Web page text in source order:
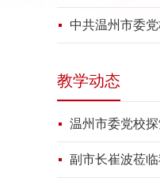
中共温州市委
教学动态
温州市委党校
副市长崔波莅